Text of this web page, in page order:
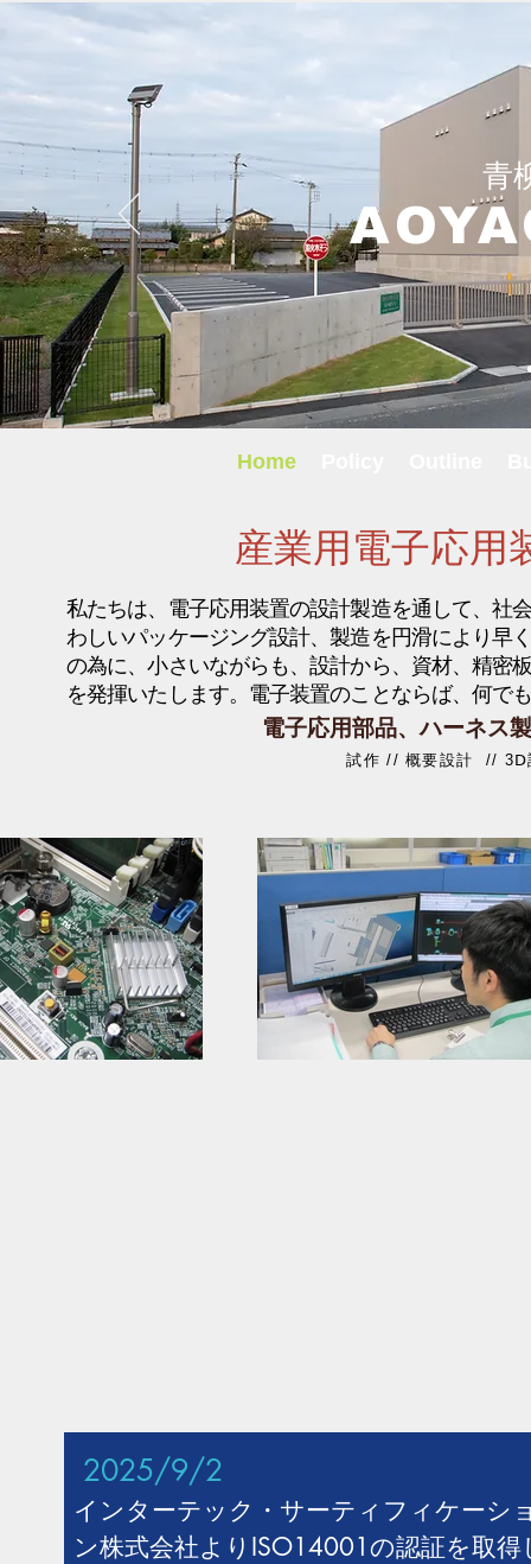
青
産業用電子応用
私たちは、電子応用装置の設計製造を通して、社
わしいパッケージング設計、製造を円滑により早
の為に、小さいながらも、設計から、資材、精密
を発揮いたします。電子装置のことならば、何で
電子応用部品、ハーネス
試作 // 概要設計 //
2025/9/2
インターテック・サーティフィケーシ
ン株式会社よりISO14001の認証を取得
Home